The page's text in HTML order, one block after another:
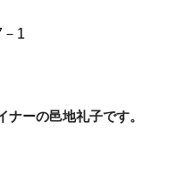
1
ーの邑地礼子です。